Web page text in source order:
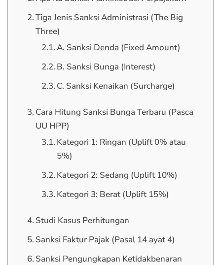
Tiga Jenis Sanksi Administrasi (The Big
Three)
A. Sanksi Denda (Fixed Amount)
B. Sanksi Bunga (Interest)
C. Sanksi Kenaikan (Surcharge)
Cara Hitung Sanksi Bunga Terbaru (Pasca
UU HPP)
Kategori 1: Ringan (Uplift 0% atau
5%)
Kategori 2: Sedang (Uplift 10%)
Kategori 3: Berat (Uplift 15%)
Studi Kasus Perhitungan
Sanksi Faktur Pajak (Pasal 14 ayat 4)
Sanksi Pengungkapan Ketidakbenaran